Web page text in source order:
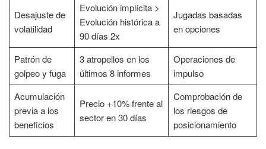
Desajuste de
volatilidad
Evolución implícita >
Evolución histórica a
90 días 2x
Jugadas basadas
en opciones
Patrón de
golpeo y fuga
3 atropellos en los
últimos 8 informes
Operaciones de
impulso
Acumulación
previa a los
beneficios
Precio +10% frente al
sector en 30 días
Comprobación de
los riesgos de
posicionamiento